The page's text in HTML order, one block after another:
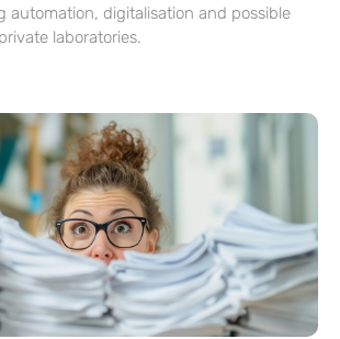
automation, digitalisation and possible
laboratories.